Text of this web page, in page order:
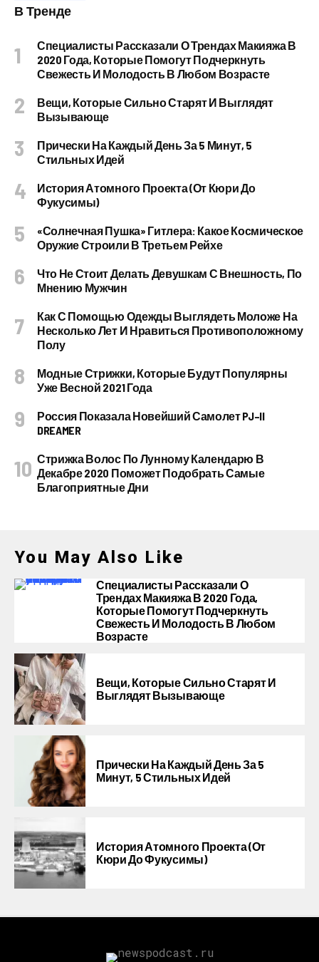
В Тренде
Специалисты Рассказали О Трендах Макияжа В
2020 Года, Которые Помогут Подчеркнуть
Свежесть И Молодость В Любом Возрасте
Вещи, Которые Сильно Старят И Выглядят
Вызывающе
Прически На Каждый День За 5 Минут, 5
Стильных Идей
История Атомного Проекта (от Кюри До
Фукусимы)
«Солнечная Пушка» Гитлера: Какое Космическое
Оружие Строили В Третьем Рейхе
Что Не Стоит Делать Девушкам С Внешность, По
Мнению Мужчин
Как С Помощью Одежды Выглядеть Моложе На
Несколько Лет И Нравиться Противоположному
Полу
Модные Стрижки, Которые Будут Популярны
Уже Весной 2021 Года
Россия Показала Новейший Самолет PJ–II
DREAMER
Стрижка Волос По Лунному Календарю В
Декабре 2020 Поможет Подобрать Самые
Благоприятные Дни
You May Also Like
Специалисты Рассказали О
Трендах Макияжа В 2020 Года,
Которые Помогут Подчеркнуть
Свежесть И Молодость В Любом
Возрасте
Вещи, Которые Сильно Старят И
Выглядят Вызывающе
Прически На Каждый День За 5
Минут, 5 Стильных Идей
История Атомного Проекта (от
Кюри До Фукусимы)